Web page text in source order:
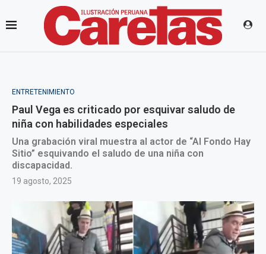
ENTRETENIMIENTO
Paul Vega es criticado por esquivar saludo de
niña con habilidades especiales
Una grabación viral muestra al actor de “Al Fondo Hay
Sitio” esquivando el saludo de una niña con
discapacidad.
19 agosto, 2025